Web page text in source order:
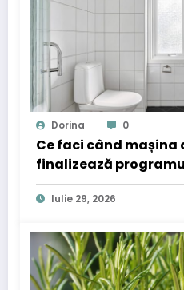
Dorina 0
Ce faci când mașina
finalizează
Iulie 29, 2026